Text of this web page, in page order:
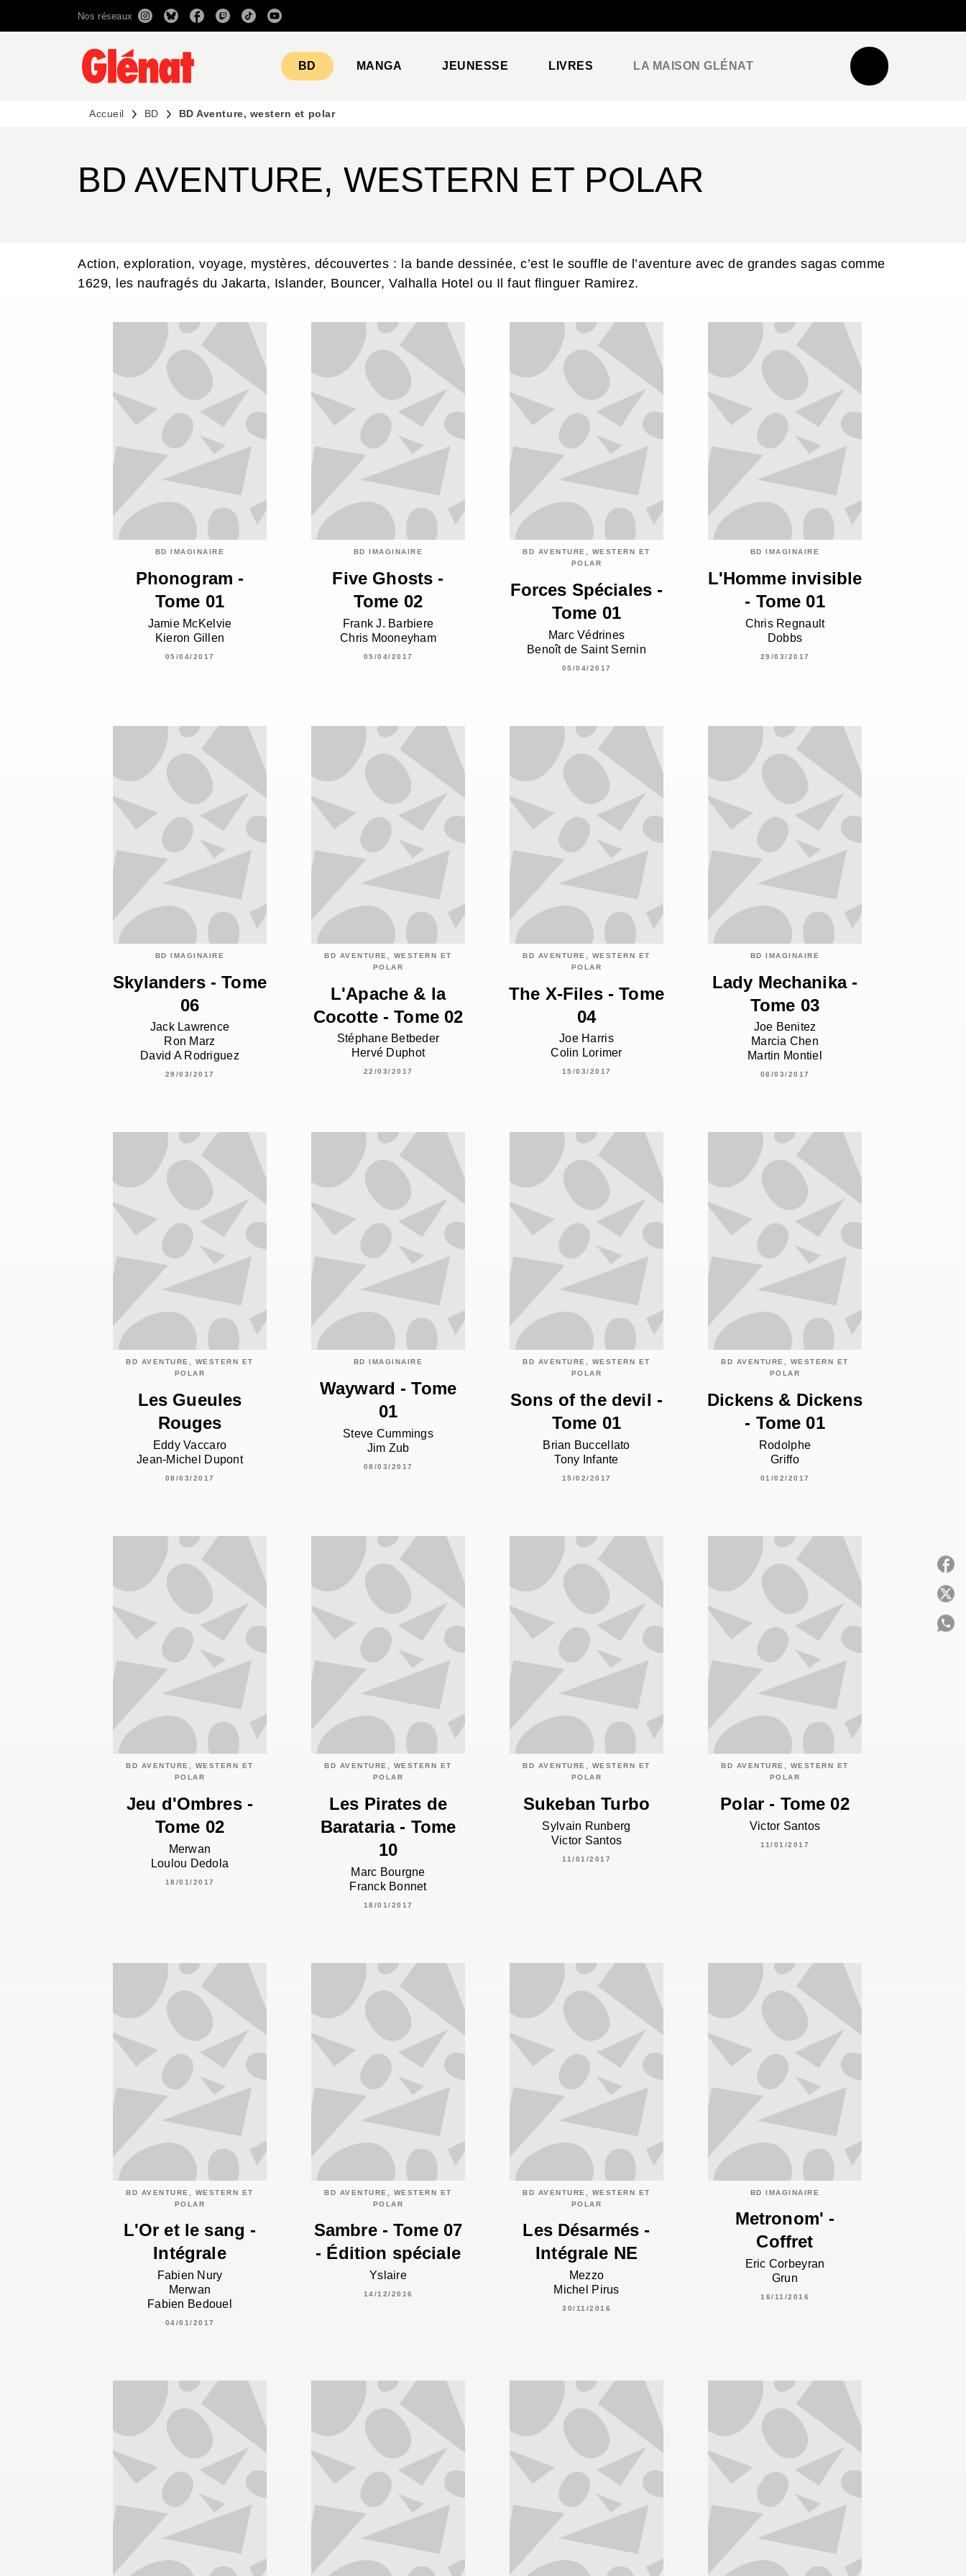
RECHERCHE CONTENU
Nos réseaux
BD MANGA JEUNESSE LIVRES LA MAISON GLÉNAT
Accueil BD BD Aventure, western et polar
BD AVENTURE, WESTERN ET POLAR
Action, exploration, voyage, mystères, découvertes : la bande dessinée, c’est le souffle de l’aventure avec de grandes sagas comme
1629, les naufragés du Jakarta, Islander, Bouncer, Valhalla Hotel ou Il faut flinguer Ramirez.
BD IMAGINAIRE
Phonogram -
Tome 01
Jamie McKelvie
Kieron Gillen
05/04/2017
BD IMAGINAIRE
Five Ghosts -
Tome 02
Frank J. Barbiere
Chris Mooneyham
05/04/2017
BD AVENTURE, WESTERN ET
POLAR
Forces Spéciales -
Tome 01
Marc Védrines
Benoît de Saint Sernin
05/04/2017
BD IMAGINAIRE
L'Homme invisible
- Tome 01
Chris Regnault
Dobbs
29/03/2017
BD IMAGINAIRE
Skylanders - Tome
06
Jack Lawrence
Ron Marz
David A Rodriguez
29/03/2017
BD AVENTURE, WESTERN ET
POLAR
L'Apache & la
Cocotte - Tome 02
Stéphane Betbeder
Hervé Duphot
22/03/2017
BD AVENTURE, WESTERN ET
POLAR
The X-Files - Tome
04
Joe Harris
Colin Lorimer
15/03/2017
BD IMAGINAIRE
Lady Mechanika -
Tome 03
Joe Benitez
Marcia Chen
Martin Montiel
08/03/2017
BD AVENTURE, WESTERN ET
POLAR
Les Gueules
Rouges
Eddy Vaccaro
Jean-Michel Dupont
08/03/2017
BD IMAGINAIRE
Wayward - Tome
01
Steve Cummings
Jim Zub
08/03/2017
BD AVENTURE, WESTERN ET
POLAR
Sons of the devil -
Tome 01
Brian Buccellato
Tony Infante
15/02/2017
BD AVENTURE, WESTERN ET
POLAR
Dickens & Dickens
- Tome 01
Rodolphe
Griffo
01/02/2017
BD AVENTURE, WESTERN ET
POLAR
Jeu d'Ombres -
Tome 02
Merwan
Loulou Dedola
18/01/2017
BD AVENTURE, WESTERN ET
POLAR
Les Pirates de
Barataria - Tome
10
Marc Bourgne
Franck Bonnet
18/01/2017
BD AVENTURE, WESTERN ET
POLAR
Sukeban Turbo
Sylvain Runberg
Victor Santos
11/01/2017
BD AVENTURE, WESTERN ET
POLAR
Polar - Tome 02
Victor Santos
11/01/2017
BD AVENTURE, WESTERN ET
POLAR
L'Or et le sang -
Intégrale
Fabien Nury
Merwan
Fabien Bedouel
04/01/2017
BD AVENTURE, WESTERN ET
POLAR
Sambre - Tome 07
- Édition spéciale
Yslaire
14/12/2016
BD AVENTURE, WESTERN ET
POLAR
Les Désarmés -
Intégrale NE
Mezzo
Michel Pirus
30/11/2016
BD IMAGINAIRE
Metronom' -
Coffret
Eric Corbeyran
Grun
16/11/2016